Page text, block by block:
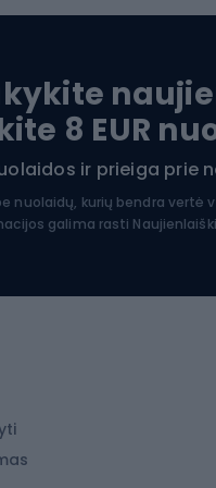
nardymui
apranga
striukės
8 EUR
ir prieiga prie
nuolaidų, kurių bendra vertė
galima rasti